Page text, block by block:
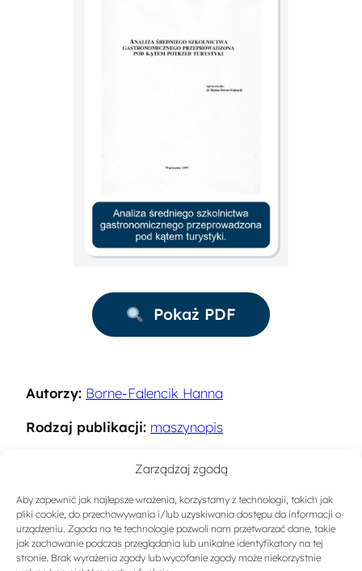
Zarządzaj zgodą
Aby zapewnić jak najlepsze wrażenia, korzystamy z technologii, takich jak
pliki cookie, do przechowywania i/lub uzyskiwania dostępu do informacji o
urządzeniu. Zgoda na te technologie pozwoli nam przetwarzać dane, takie
jak zachowanie podczas przeglądania lub unikalne identyfikatory na tej
stronie. Brak wyrażenia zgody lub wycofanie zgody może niekorzystnie
Pokaż PDF
Autorzy: Borne-Falencik Hanna
Rodzaj publikacji: maszynopis
Miejsce wydania: Warszawa
Słowa kluczowe: Kadry w turystyce
Sygnatura:A-1776